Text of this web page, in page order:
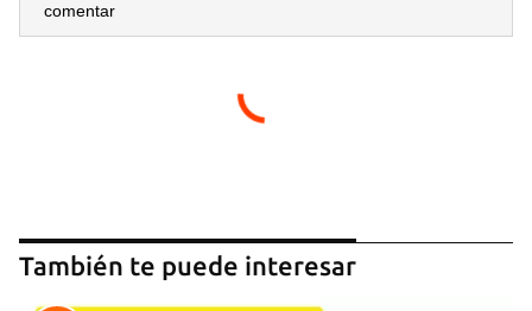
Para poder guardar como favorito, primero has de
comentar
También te puede interesar